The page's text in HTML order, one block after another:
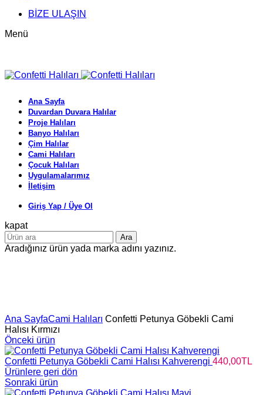
BİZE ULAŞIN
Menü
Ana Sayfa
Duvardan Duvara Halılar
Proje Halıları
Banyo Halıları
Çim Halılar
Cami Halıları
Çocuk Halıları
Uygulamalarımız
İletişim
Giriş Yap / Üye Ol
kapat
Ara
Aradığınız ürün yada marka adını yazınız.
Ana SayfaCami Halıları Confetti Petunya Göbekli Cami
Halısı Kırmızı
Önceki ürün
Confetti Petunya Göbekli Cami Halısı Kahverengi 440,00TL
Ürünlere geri dön
Sonraki ürün